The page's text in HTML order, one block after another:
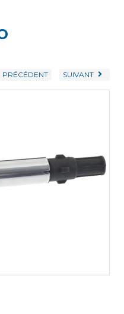
PRÉCÉDENT SUIVANT